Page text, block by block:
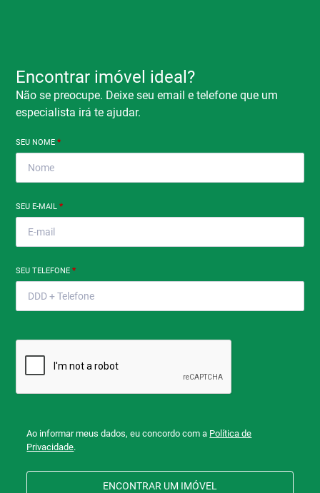
Encontrar imóvel ideal?
Não se preocupe. Deixe seu email e telefone que um
especialista irá te ajudar.
SEU NOME*
SEU E-MAIL*
SEU TELEFONE*
Ao informar meus dados, eu concordo com a Política de
Privacidade.
ENCONTRAR UM IMÓVEL